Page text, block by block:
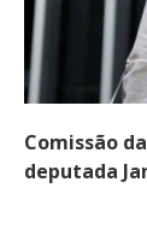
Comissão
deputada